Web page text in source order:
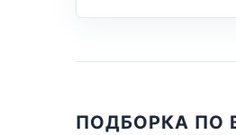
ПОДБОРКА ПО